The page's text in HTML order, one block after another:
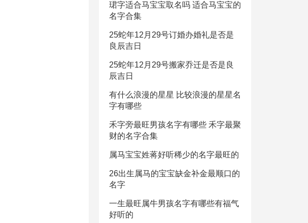
珺字适合马宝宝取名吗 适合马宝宝的
名字合集
25蛇年12月29号订婚办婚礼是否是
良辰吉日
25蛇年12月29号搬家乔迁是否是良
辰吉日
有什么浪漫的星星 比较浪漫的星星名
字有哪些
禾字旁最旺男孩名字有哪些 禾字最聚
财的名字合集
属马宝宝姓蒋好听稀少的名字最旺的
26出生属马的宝宝缺金补金最顺口的
名字
一生最旺属牛男孩名字有哪些有福气
好听的